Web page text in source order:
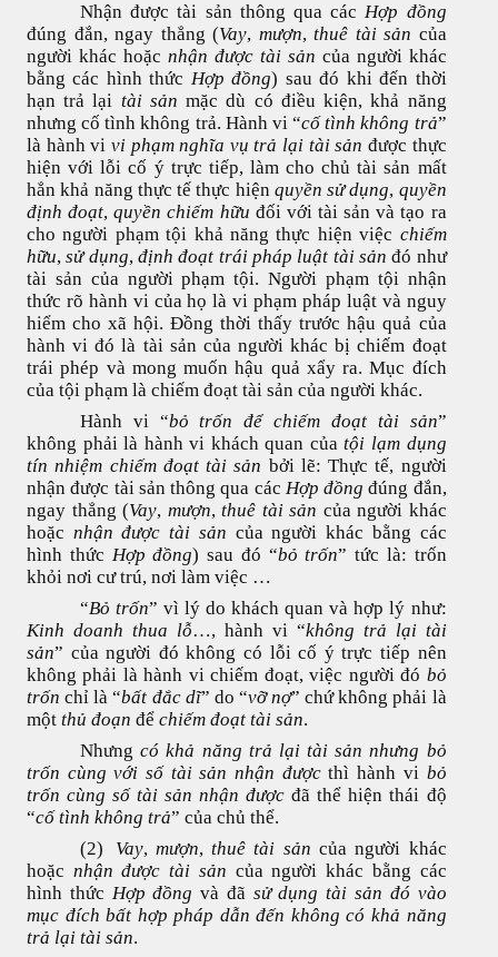
Nhận được tài sản thông qua cácHợp đồng
đúng đắn, ngay thẳng (Vay, mượn, thuê tài sản của
người khác hoặc nhận được tài sản của người khác
bằng các hình thức Hợp đồng) sau đó khi đến thời
hạn trả lại tài sản mặc dù có điều kiện, khả năng
nhưng cố tình không trả. Hành vi “cố tình không trả”
là hành vi vi phạm nghĩa vụ trả lại tài sản được thực
hiện với lỗi cố ý trực tiếp, làm cho chủ tài sản mất
hẳn khả năng thực tế thực hiện quyền sử dụng, quyền
định đoạt,quyền chiếm hữu đối với tài sản và tạo ra
cho người phạm tội khả năng thực hiện việc chiếm
hữu,sử dụng, định đoạt trái pháp luật tài sản đó như
tài sản của người phạm tội. Người phạm tội nhận
thức rõ hành vi của họ là vi phạm pháp luật và nguy
hiểm cho xã hội. Đồng thời thấy trước hậu quả của
hành vi đó là tài sản của người khác bị chiếm đoạt
trái phép và mong muốn hậu quả xẩy ra. Mục đích
của tội phạm là chiếm đoạt tài sản của người khác.
Hành vi “bỏ trốn để chiếm đoạt tài sản”
không phải là hành vi khách quan củatội lạm dụng
tín nhiệm chiếm đoạt tài sản bởi lẽ: Thực tế, người
nhận được tài sản thông qua các Hợp đồng đúng đắn,
ngay thẳng (Vay, mượn, thuê tài sản của người khác
hoặc nhận được tài sản của người khác bằng các
hình thức Hợp đồng) sau đó “bỏ trốn” tức là: trốn
khỏi nơi cư trú, nơi làm việc …
“Bỏ trốn” vì lý do khách quan và hợp lý như:
Kinh doanh thua lỗ…, hành vi “không trả lại tài
sản” của người đó không có lỗi cố ý trực tiếp nên
không phải là hành vi chiếm đoạt, việc người đó bỏ
trốn chỉ là “bất đắc dĩ” do “vỡ nợ” chứ không phải là
một thủ đoạn để chiếm đoạt tài sản.
Nhưngcó khả năng trả lại tài sản nhưng bỏ
trốn cùng với số tài sản nhận đượcthì hành vi bỏ
trốn cùng số tài sản nhận được đã thể hiện thái độ
“cố tình không trả” của chủ thể.
(2)
Vay, mượn,thuê tài sản của người khác
hoặc nhận được tài sản của người khác bằng các
hình thức Hợp đồng và đã sử dụng tài sản đó vào
mục đích bất hợp pháp dẫn đến không có khả năng
trả lại tài sản.